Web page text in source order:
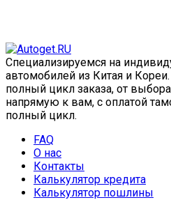
Специализируемся на
автомобилей из Китая и
полный цикл заказа, от
напрямую к вам, с оплатой
полный цикл.
FAQ
О нас
Контакты
Калькулятор кредита
Калькулятор пошлины